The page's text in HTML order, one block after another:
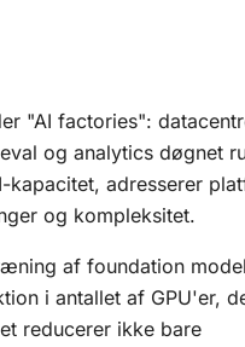
"AI factories":
og analytics døgnet
adresserer
og kompleksitet.
af foundation
i antallet af GPU'er,
reducerer ikke bare